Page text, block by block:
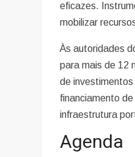
eficazes.
mobilizar
Às autoridades
para mais de 12
de
financiamento
infraestrutura
Agenda